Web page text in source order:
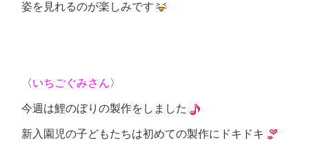
姿を見れるのが楽しみです
〈いちごぐみさん〉
今週は鯉のぼりの製作をしました
新入園児の子どもたちは初めての製作にドキドキ